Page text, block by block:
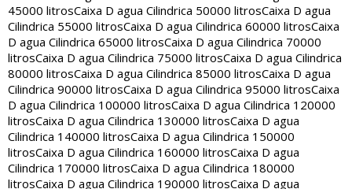
45000 litrosCaixa D agua Cilindrica 50000 litrosCaixa D agua
Cilindrica 55000 litrosCaixa D agua Cilindrica 60000 litrosCaixa
D agua Cilindrica 65000 litrosCaixa D agua Cilindrica 70000
litrosCaixa D agua Cilindrica 75000 litrosCaixa D agua Cilindrica
80000 litrosCaixa D agua Cilindrica 85000 litrosCaixa D agua
Cilindrica 90000 litrosCaixa D agua Cilindrica 95000 litrosCaixa
D agua Cilindrica 100000 litrosCaixa D agua Cilindrica 120000
litrosCaixa D agua Cilindrica 130000 litrosCaixa D agua
Cilindrica 140000 litrosCaixa D agua Cilindrica 150000
litrosCaixa D agua Cilindrica 160000 litrosCaixa D agua
Cilindrica 170000 litrosCaixa D agua Cilindrica 180000
litrosCaixa D agua Cilindrica 190000 litrosCaixa D agua